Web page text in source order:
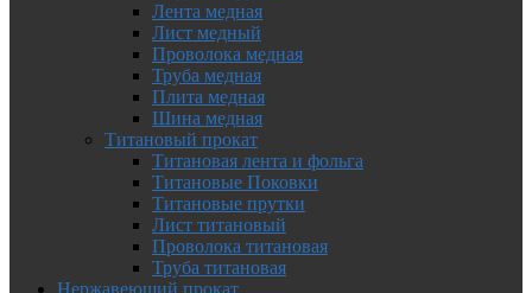
Лента медная
Лист медный
Проволока медная
Труба медная
Плита медная
Шина медная
Титановый прокат
Титановая лента и фольга
Титановые Поковки
Титановые прутки
Лист титановый
Проволока титановая
Труба титановая
Нержавеющий прокат